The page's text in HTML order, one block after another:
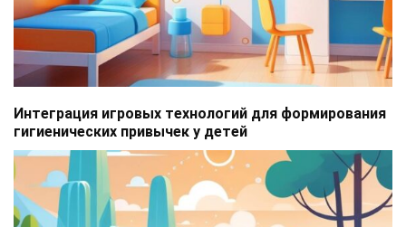
Интеграция игровых технологий для формирования
гигиенических привычек у детей